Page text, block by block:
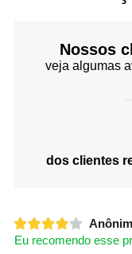
Nossos
veja algumas
dos clientes
Eu recomendo esse